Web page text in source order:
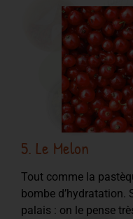
5. Le Melon
Tout comme la
bombe d’hydratation.
palais : on le pense